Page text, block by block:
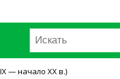
— начало ХХ в.)